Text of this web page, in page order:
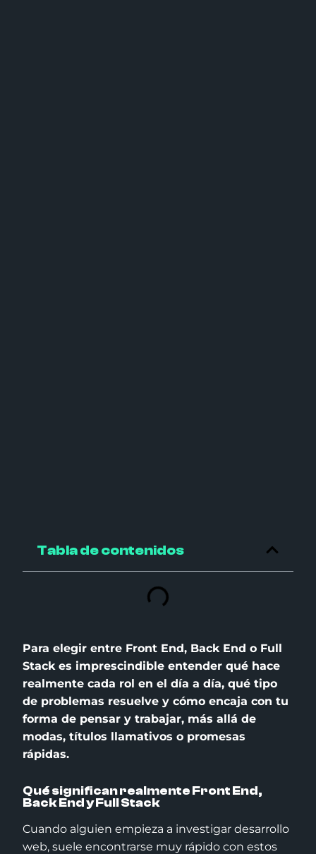
Tabla de contenidos
Para elegir entre Front End, Back End o Full
Stack es imprescindible entender qué hace
realmente cada rol en el día a día, qué tipo
de problemas resuelve y cómo encaja con tu
forma de pensar y trabajar, más allá de
modas, títulos llamativos o promesas
rápidas.
Qué significan realmente Front End,
Back End y Full Stack
Cuando alguien empieza a investigar desarrollo
web, suele encontrarse muy rápido con estos